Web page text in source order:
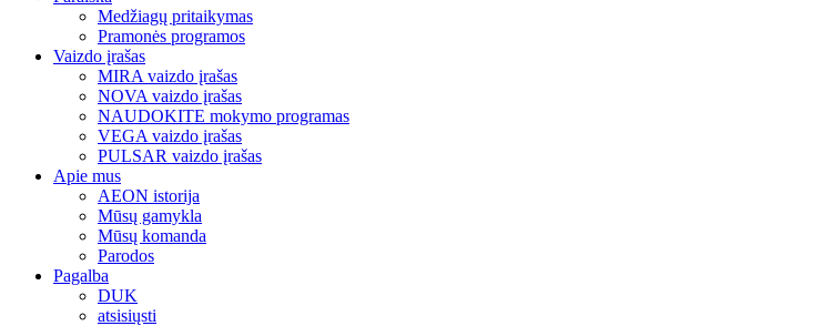
Medžiagų pritaikymas
Pramonės programos
Vaizdo įrašas
MIRA vaizdo įrašas
NOVA vaizdo įrašas
NAUDOKITE mokymo programas
VEGA vaizdo įrašas
PULSAR vaizdo įrašas
Apie mus
AEON istorija
Mūsų gamykla
Mūsų komanda
Parodos
Pagalba
DUK
atsisiųsti